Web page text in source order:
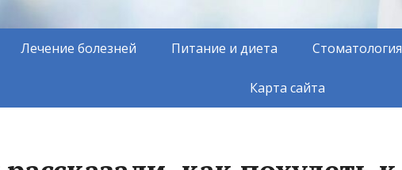
Лечение болезней Питание и диета Стоматология
Карта сайта